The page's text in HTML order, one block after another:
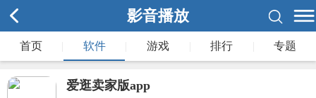
影音播放
首页 软件 游戏 排行 专题
爱逛卖家版app